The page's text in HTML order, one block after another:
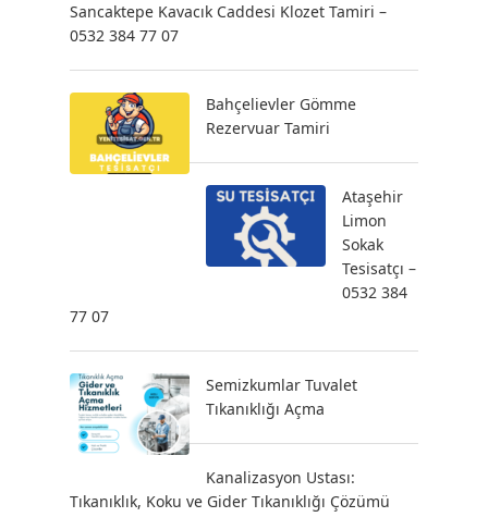
Sancaktepe Kavacık Caddesi Klozet Tamiri –
0532 384 77 07
Bahçelievler Gömme
Rezervuar Tamiri
Ataşehir
Limon
Sokak
Tesisatçı –
0532 384
77 07
Semizkumlar Tuvalet
Tıkanıklığı Açma
Kanalizasyon Ustası:
Tıkanıklık, Koku ve Gider Tıkanıklığı Çözümü